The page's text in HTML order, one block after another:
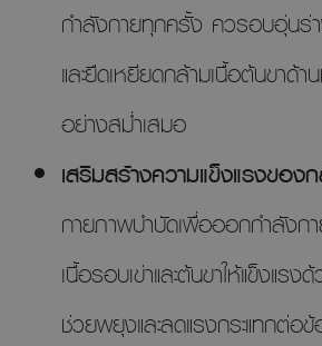
กำลังกายทุกครั้ง ควรอบอุ่นร่า
และยืดเหยียดกล้ามเนื้อต้นขาด้า
อย่างสม่ำเสมอ
เสริมสร้างความแข็งแรงของ
กายภาพบำบัดเพื่อออกกำลังก
เนื้อรอบเข่าและต้นขาให้แข็งแร
ช่วยพยุงและลดแรงกระแทกต่อข้